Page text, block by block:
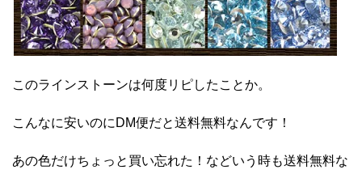
このラインストーンは何度リピしたことか。
こんなに安いのにDM便だと送料無料なんです！
あの色だけちょっと買い忘れた！などいう時も送料無料な